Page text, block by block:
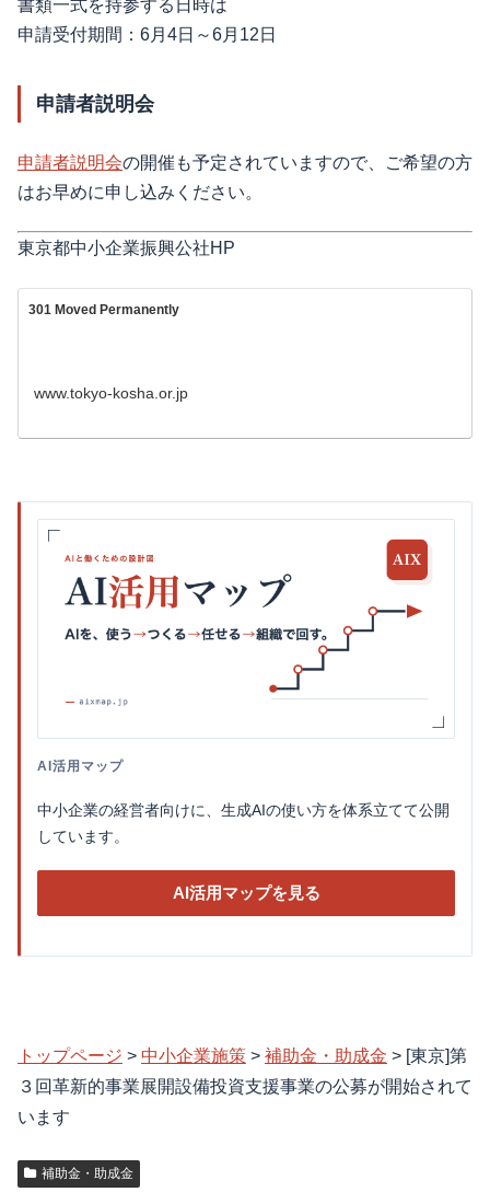
書類一式を持参する日時は
申請受付期間：6月4日～6月12日
申請者説明会
申請者説明会の開催も予定されていますので、ご希望の方
はお早めに申し込みください。
東京都中小企業振興公社HP
301 Moved Permanently
www.tokyo-kosha.or.jp
AI活用マップ
中小企業の経営者向けに、生成AIの使い方を体系立てて公開
しています。
AI活用マップを見る
トップページ > 中小企業施策 > 補助金・助成金 > [東京]第
３回革新的事業展開設備投資支援事業の公募が開始されて
います
補助金・助成金